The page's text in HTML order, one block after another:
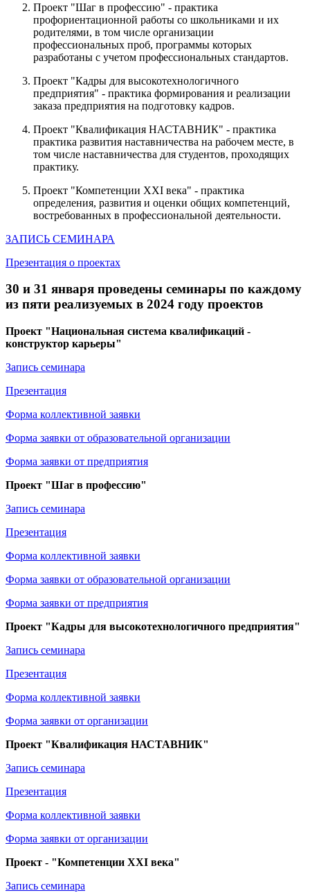
Проект "Шаг в профессию" - практика
профориентационной работы со школьниками и их
родителями, в том числе организации
профессиональных проб, программы которых
разработаны с учетом профессиональных стандартов.
Проект "Кадры для высокотехнологичного
предприятия" - практика формирования и реализации
заказа предприятия на подготовку кадров.
Проект "Квалификация НАСТАВНИК" - практика
практика развития наставничества на рабочем месте, в
том числе наставничества для студентов, проходящих
практику.
Проект "Компетенции XXI века" - практика
определения, развития и оценки общих компетенций,
востребованных в профессиональной деятельности.
ЗАПИСЬ СЕМИНАРА
Презентация о проектах
30 и 31 января проведены семинары по каждому
из пяти реализуемых в 2024 году проектов
Проект "Национальная система квалификаций -
конструктор карьеры"
Запись семинара
Презентация
Форма коллективной заявки
Форма заявки от образовательной организации
Форма заявки от предприятия
Проект "Шаг в профессию"
Запись семинара
Презентация
Форма коллективной заявки
Форма заявки от образовательной организации
Форма заявки от предприятия
Проект "Кадры для высокотехнологичного предприятия"
Запись семинара
Презентация
Форма коллективной заявки
Форма заявки от организации
Проект "Квалификация НАСТАВНИК"
Запись семинара
Презентация
Форма коллективной заявки
Форма заявки от организации
Проект - "Компетенции XXI века"
Запись семинара